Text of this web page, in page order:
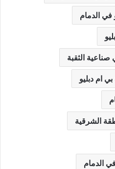
في الدمام
الثقبة
ام دبليو
الشرقية
الدمام